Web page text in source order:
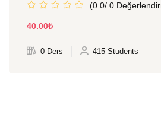
(0.0/ 0
40.00₺
0 Ders 415 Students